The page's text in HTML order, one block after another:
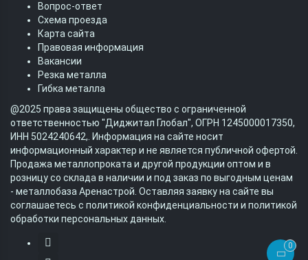
Вопрос-ответ
Схема проезда
Карта сайта
Правовая информация
Вакансии
Резка металла
Гибка металла
@2025 права защищены общество с ограниченной
ответственностью "Диджитал Глобал", ОГРН 1245000017350,
ИНН 5024240642,. Информация на сайте носит
информационный характер и не является публичной офертой.
Продажа металлопроката и другой продукции оптом и в
розницу со склада в наличии и под заказ по выгодным ценам
- металлобаза Аренастрой. Оставляя заявку на сайте вы
соглашаетесь с политикой конфиденциальности и политикой
обработки персональных данных.
0